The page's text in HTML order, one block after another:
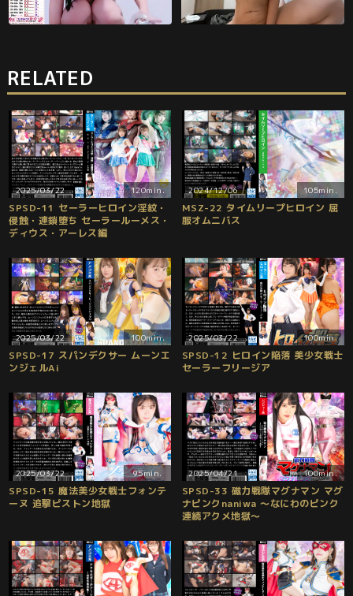
RELATED
2025/03/22 120min.
SPSD-11 セーラーヒロイン淫紋・
侵蝕・連鎖堕ち セーラールーメス・
ディウス・アーレス編
2024/12/06 105min.
MSZ-22 タイムリープヒロイン 屈
服オムニバス
2025/03/22 100min.
SPSD-17 スパンデクサー ムーンエ
ンジェルAi
2025/03/22 100min.
SPSD-12 ヒロイン陥落 美少女戦士
セーラーフリージア
2025/03/22 95min.
SPSD-15 魔法美少女戦士フォンテ
ーヌ 追撃ピストン地獄
2025/04/21 100min.
SPSD-33 磁力戦隊マグナマン マグ
ナピンクnaniwa ～なにわのピンク
連続アクメ地獄～